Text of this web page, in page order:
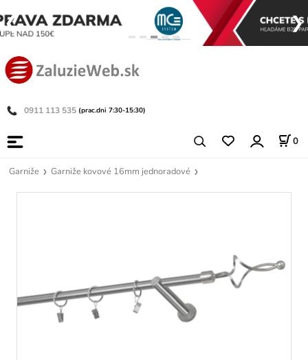
0911 113 535 (prac.dni 7:30-15:30)
0
Garniže Garniže kovové 16mm jednoradové